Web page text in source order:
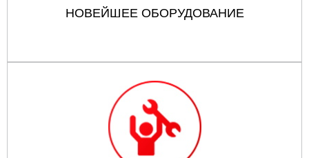
НОВЕЙШЕЕ ОБОРУДОВАНИЕ